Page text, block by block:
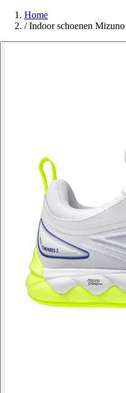
Home
/ Indoor schoenen